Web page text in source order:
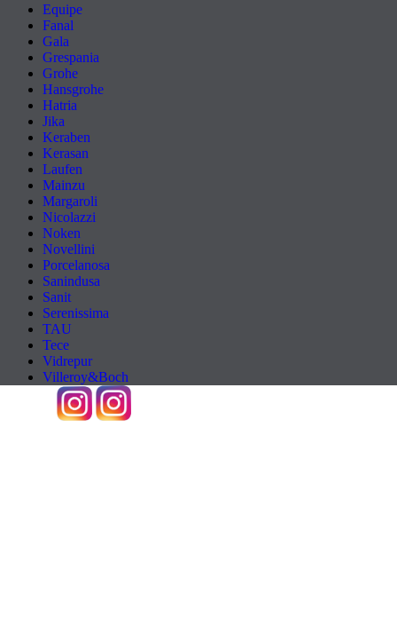
Equipe
Fanal
Gala
Grespania
Grohe
Hansgrohe
Hatria
Jika
Keraben
Kerasan
Laufen
Mainzu
Margaroli
Nicolazzi
Noken
Novellini
Porcelanosa
Sanindusa
Sanit
Serenissima
TAU
Tece
Vidrepur
Villeroy&Boch